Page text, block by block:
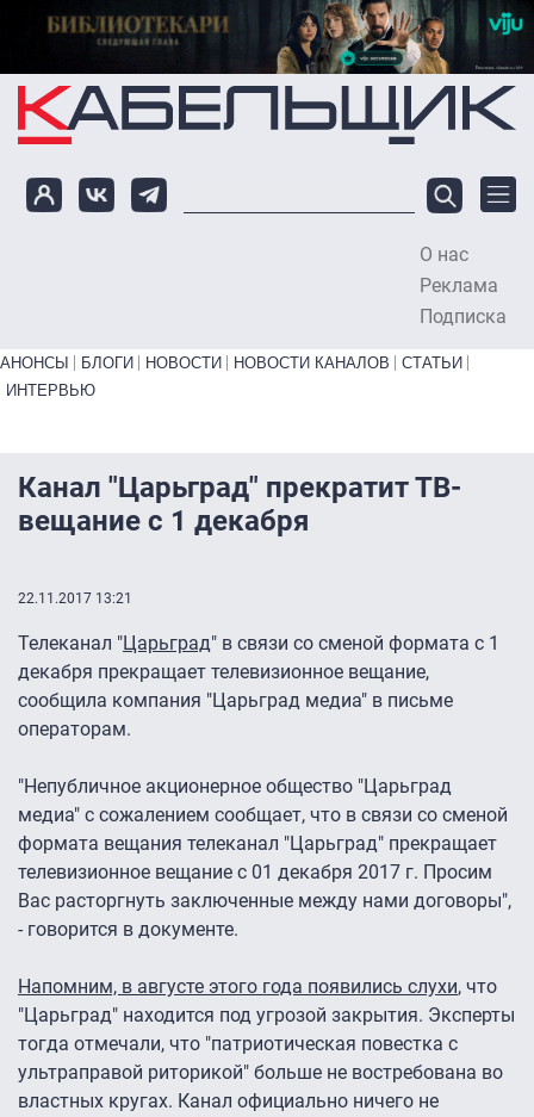
Перейти к основному содержанию
О нас
Реклама
Подписка
Primary links bottom
АНОНСЫ БЛОГИ НОВОСТИ НОВОСТИ КАНАЛОВ
СТАТЬИ
ИНТЕРВЬЮ
Канал "Царьград" прекратит ТВ-
вещание с 1 декабря
22.11.2017 13:21
Телеканал "Царьград" в связи со сменой формата с 1
декабря прекращает телевизионное вещание,
сообщила компания "Царьград медиа" в письме
операторам.
"Непубличное акционерное общество "Царьград
медиа" с сожалением сообщает, что в связи со сменой
формата вещания телеканал "Царьград" прекращает
телевизионное вещание с 01 декабря 2017 г. Просим
Вас расторгнуть заключенные между нами договоры",
- говорится в документе.
Напомним, в августе этого года появились слухи, что
"Царьград" находится под угрозой закрытия. Эксперты
тогда отмечали, что "патриотическая повестка с
ультраправой риторикой" больше не востребована во
властных кругах. Канал официально ничего не